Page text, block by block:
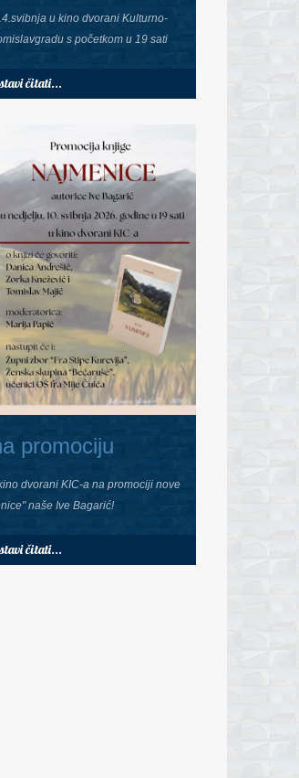
u kino dvorani Kulturno-
s početkom u 19 sati
čitati...
promociju
dvorani KIC-a na promociji nove
naše Ive Bagarić!
čitati...